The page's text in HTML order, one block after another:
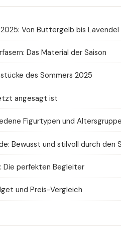
Von Buttergelb bis Lavendel
Das Material der Saison
des Sommers 2025
angesagt ist
Figurtypen und
Bewusst und stilvoll durch den
Die perfekten Begleiter
und Preis-Vergleich